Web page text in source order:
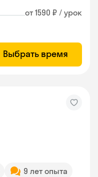
от 1590 ₽ / урок
Выбрать время
9 лет опыта